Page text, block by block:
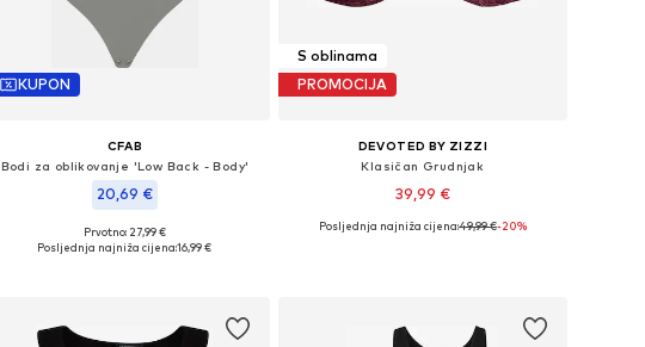
KUPON
CFAB
Bodi za oblikovanje 'Low Back - Body'
20,69 €
+11
Dostupno u više veličina
Prvotno: 27,99 €
Posljednja najniža cijena:16,99 €
S oblinama
PROMOCIJA
DEVOTED BY ZIZZI
Klasičan Grudnjak
39,99 €
Dostupno u više veličina
Posljednja najniža cijena:49,99 €-20%